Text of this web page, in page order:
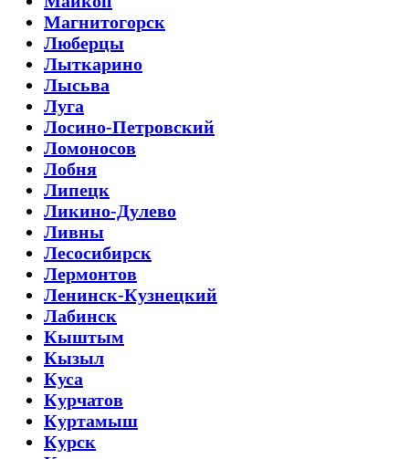
Магнитогорск
Люберцы
Лыткарино
Лысьва
Луга
Лосино-Петровский
Ломоносов
Лобня
Липецк
Ликино-Дулево
Ливны
Лесосибирск
Лермонтов
Ленинск-Кузнецкий
Лабинск
Кыштым
Кызыл
Куса
Курчатов
Куртамыш
Курск